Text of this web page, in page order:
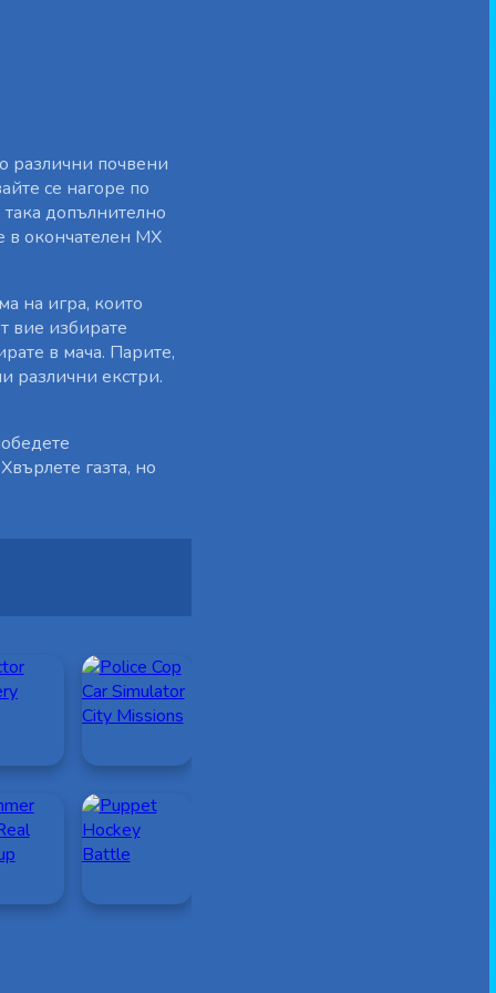
различни почвени
се нагоре по
допълнително
окончателен MX
на игра, които
вие избирате
в мача. Парите,
различни екстри.
газта, но